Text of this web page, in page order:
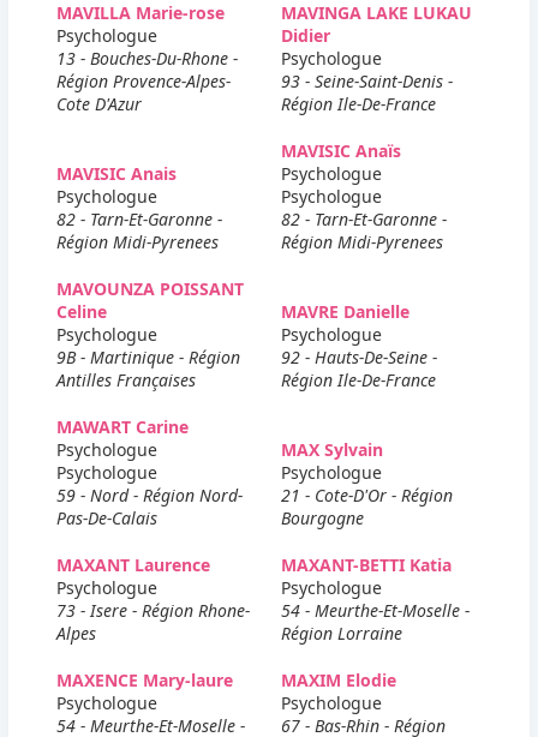
MAVILLA Marie-rose
Psychologue
13 - Bouches-Du-Rhone -
Région Provence-Alpes-
Cote D'Azur
MAVINGA LAKE LUKAU
Didier
Psychologue
93 - Seine-Saint-Denis -
Région Ile-De-France
MAVISIC Anais
Psychologue
82 - Tarn-Et-Garonne -
Région Midi-Pyrenees
MAVISIC Anaïs
Psychologue
Psychologue
82 - Tarn-Et-Garonne -
Région Midi-Pyrenees
MAVOUNZA POISSANT
Celine
Psychologue
9B - Martinique - Région
Antilles Françaises
MAVRE Danielle
Psychologue
92 - Hauts-De-Seine -
Région Ile-De-France
MAWART Carine
Psychologue
Psychologue
59 - Nord - Région Nord-
Pas-De-Calais
MAX Sylvain
Psychologue
21 - Cote-D'Or - Région
Bourgogne
MAXANT Laurence
Psychologue
73 - Isere - Région Rhone-
Alpes
MAXANT-BETTI Katia
Psychologue
54 - Meurthe-Et-Moselle -
Région Lorraine
MAXENCE Mary-laure
Psychologue
54 - Meurthe-Et-Moselle -
MAXIM Elodie
Psychologue
67 - Bas-Rhin - Région